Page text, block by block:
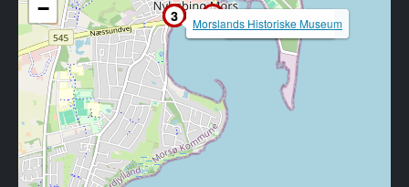
2
3 Bio Mors
Morsø Lokalhistoriske Arkiv
Morslands Historiske Museum
−